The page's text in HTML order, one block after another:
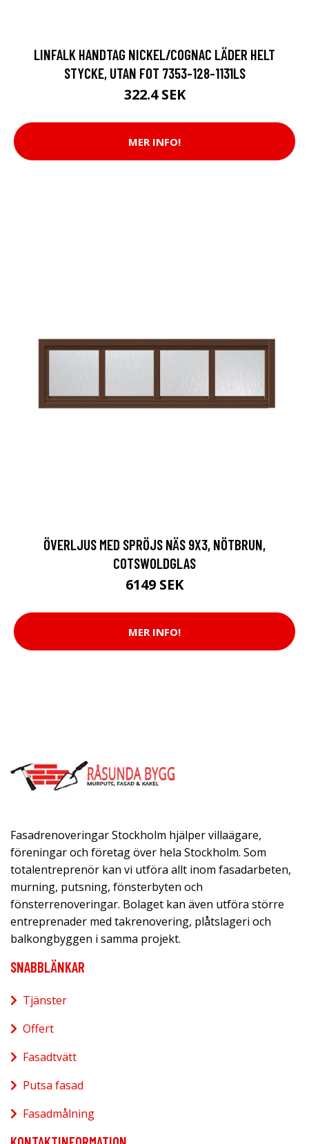
LINFALK HANDTAG NICKEL/COGNAC LÄDER HELT
STYCKE, UTAN FOT 7353-128-1131LS
322.4 SEK
MER INFO!
ÖVERLJUS MED SPRÖJS NÄS 9X3, NÖTBRUN,
COTSWOLDGLAS
6149 SEK
MER INFO!
Fasadrenoveringar Stockholm hjälper villaägare,
föreningar och företag över hela Stockholm. Som
totalentreprenör kan vi utföra allt inom fasadarbeten,
murning, putsning, fönsterbyten och
fönsterrenoveringar. Bolaget kan även utföra större
entreprenader med takrenovering, plåtslageri och
balkongbyggen i samma projekt.
SNABBLÄNKAR
Tjänster
Offert
Fasadtvätt
Putsa fasad
Fasadmålning